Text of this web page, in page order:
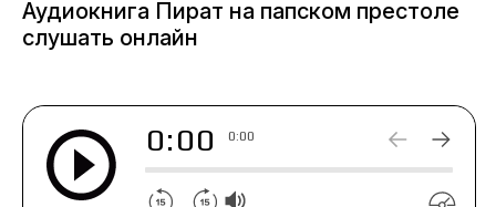
объявив тем самым на весь мир, что первого
Иоанна XXIII как бы не существовало? Чем
папский престол?
Аудиокнига Пират на папском престоле
слушать онлайн
0:00 0:00